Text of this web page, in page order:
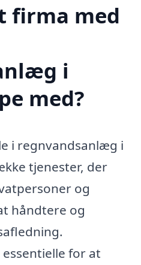
firma med
i
med?
i regnvandsanlæg i
tjenester, der
og
håndtere og
for at